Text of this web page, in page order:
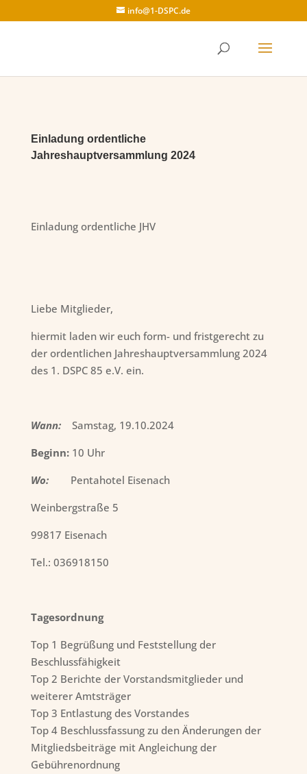
info@1-DSPC.de
Einladung ordentliche
Jahreshauptversammlung 2024
Einladung ordentliche JHV
Liebe Mitglieder,
hiermit laden wir euch form- und fristgerecht zu
der ordentlichen Jahreshauptversammlung 2024
des 1. DSPC 85 e.V. ein.
Wann:Samstag, 19.10.2024
Beginn: 10 Uhr
Wo:Pentahotel Eisenach
Weinbergstraße 5
99817 Eisenach
Tel.: 036918150
Tagesordnung
Top 1 Begrüßung und Feststellung der
Beschlussfähigkeit
Top 2 Berichte der Vorstandsmitglieder und
weiterer Amtsträger
Top 3 Entlastung des Vorstandes
Top 4 Beschlussfassung zu den Änderungen der
Mitgliedsbeiträge mit Angleichung der
Gebührenordnung